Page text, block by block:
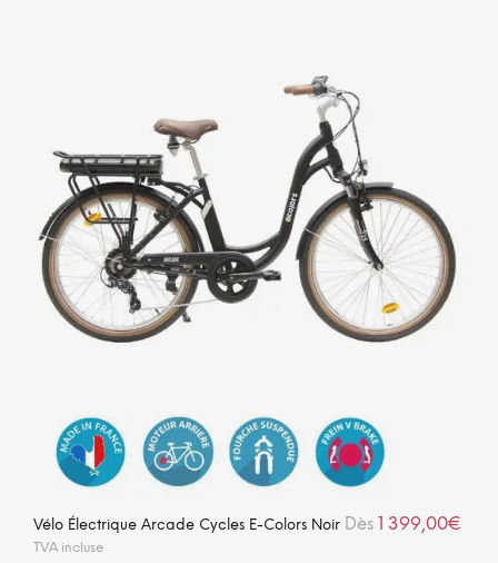
Vélo Électrique Arcade Cycles E-Colors Noir Dès 1 399,00€
TVA incluse